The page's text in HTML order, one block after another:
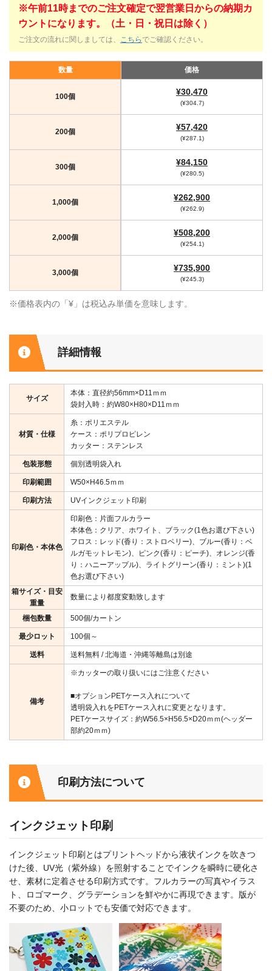
※午前11時までのご注文確定で翌営業日からの納期カ
ウントになります。（土・日・祝日は除く）
ご注文の流れに関しましては、 こちら でご確認ください。
数量 価格
100個 ¥30,470
(¥304.7)
200個 ¥57,420
(¥287.1)
300個 ¥84,150
(¥280.5)
1,000個 ¥262,900
(¥262.9)
2,000個 ¥508,200
(¥254.1)
3,000個 ¥735,900
(¥245.3)
※価格表内の「¥」は税込み単価を意味します。
詳細情報
サイズ
本体：直径約56mm×D11ｍｍ
袋封入時：約W80×H80×D11ｍｍ
材質・仕様
糸：ポリエステル
ケース：ポリプロピレン
カッター：ステンレス
包装形態 個別透明袋入れ
印刷範囲 W50×H46.5ｍｍ
印刷方法 UVインクジェット印刷
印刷色・本体色
印刷色：片面フルカラー
本体色：クリア、ホワイト、ブラック(1色お選び下さい)
フロス：レッド(香り：ストロベリー)、ブルー(香り：ベ
ルガモットレモン)、ピンク(香り：ピーチ)、オレンジ(香
り：ハニーアップル)、ライトグリーン(香り：ミント)(1
色お選び下さい)
箱サイズ・目安
重量
数量により都度変動致します
梱包数量 500個/カートン
最少ロット 100個～
送料 送料無料 / 北海道・沖縄等離島は別途
備考
※カッターの取り扱いにはご注意ください
■オプションPETケース入れについて
透明袋入れをPETケース入れに変更となります。
PETケースサイズ：約W56.5×H56.5×D20ｍｍ(ヘッダー
部約20ｍｍ)
印刷方法について
インクジェット印刷
インクジェット印刷とはプリントヘッドから液状インクを吹きつ
けた後、UV光（紫外線）を照射することでインクを瞬時に硬化さ
せ、素材に定着させる印刷方式です。フルカラーの写真やイラス
ト、ロゴマーク、グラデーションを鮮やかに再現できます。版が
不要のため、小ロットでも安価で対応できます。